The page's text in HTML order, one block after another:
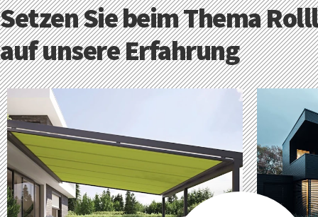
Setzen Sie beim Thema
auf unsere Erfahrung